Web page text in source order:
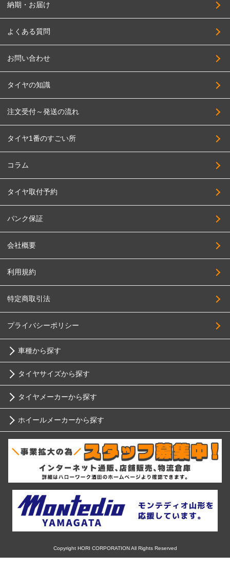
納期・お届け
よくある質問
お問い合わせ
タイヤの知識
注文受付～発送の流れ
タイヤ1番のすごい所
コラム
タイヤ取付予約
パンク保証
会社概要
利用規約
特定商取引法
プライバシーポリシー
車種から探す
トヨタ
ニッサン
スバル
マツダ
ミツビシ
タイヤサイズから探す
10インチ
12インチ
14インチ
15インチ
タイヤメーカーから探す
ブリヂストン
ミシュラン
ヨコハマ
ダンロップ
ホイールメーカーから探す
RIH
Advanti Racing
Copyright HORI CORPORATION All Rights Reserved